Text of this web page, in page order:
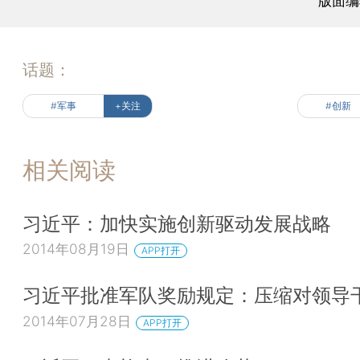
话题：
#军事 +关注 #创新
相关阅读
习近平：加快实施创新驱动发展战略
2014年08月19日 APP打开
习近平批准军队奖励规定：压缩对领导
2014年07月28日 APP打开